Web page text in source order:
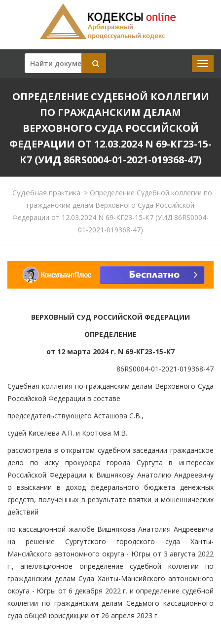
ОПРЕДЕЛЕНИЕ СУДЕБНОЙ КОЛЛЕГИИ
ПО ГРАЖДАНСКИМ ДЕЛАМ
ВЕРХОВНОГО СУДА РОССИЙСКОЙ
ФЕДЕРАЦИИ ОТ 12.03.2024 N 69-КГ23-15-
К7 (УИД 86RS0004-01-2021-019368-47)
Судебная практика > Определение Судебной коллегии по
гражданским делам Верховного Суда Российской
Федерации от 12.03.2024 N 69-КГ23-15-К7 (УИД 86RS0004-
01-2021-019368-47)
ВЕРХОВНЫЙ СУД РОССИЙСКОЙ ФЕДЕРАЦИИ
ОПРЕДЕЛЕНИЕ
от 12 марта 2024 г. N 69-КГ23-15-К7
86RS0004-01-2021-019368-47
Судебная коллегия по гражданским делам Верховного Суда
Российской Федерации в составе
председательствующего Асташова С.В.,
судей Киселева А.П. и Кротова М.В.
рассмотрела в открытом судебном заседании гражданское
дело по иску прокурора города Сургута в интересах
Российской Федерации к Вишнякову Анатолию Андреевичу
о взыскании в доход федерального бюджета денежных
средств, полученных в результате взятки и мошеннических
действий
по кассационной жалобе Вишнякова Анатолия Андреевича
на решение Сургутского городского суда Ханты-
Мансийского автономного округа - Югры от 3 августа 2022
г., апелляционное определение судебной коллегии по
гражданским делам Суда Ханты-Мансийского автономного
округа - Югры от 6 декабря 2022 г. и определение судебной
коллегии по гражданским делам Седьмого кассационного
суда общей юрисдикции от 26 апреля 2023 г.